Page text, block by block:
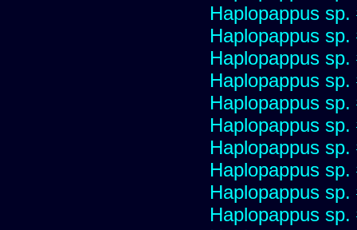
Haplopappus sp.
Haplopappus sp.
Haplopappus sp.
Haplopappus sp.
Haplopappus sp.
Haplopappus sp.
Haplopappus sp.
Haplopappus sp.
Haplopappus sp.
Haplopappus sp.